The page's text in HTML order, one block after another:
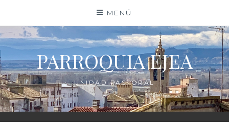
contenido
MENÚ
PARROQUIA EJEA
UNIDAD PASTORAL